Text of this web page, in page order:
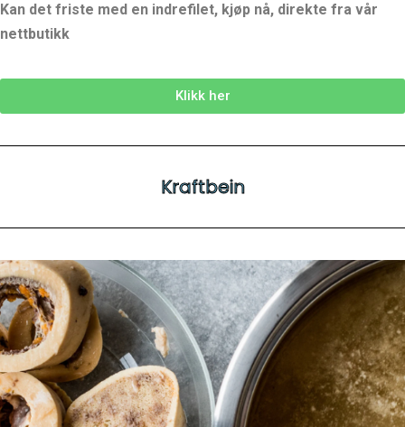
Kan det friste med en indrefilet, kjøp nå, direkte fra vår
nettbutikk
Klikk her
Kraftbein